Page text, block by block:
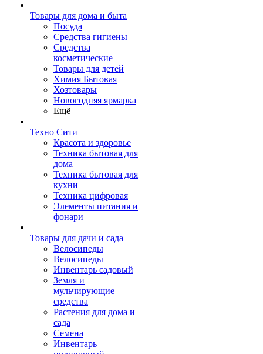
Товары для дома и быта
Посуда
Средства гигиены
Средства
косметические
Товары для детей
Химия Бытовая
Хозтовары
Новогодняя ярмарка
Ещё
Техно Сити
Красота и здоровье
Техника бытовая для
дома
Техника бытовая для
кухни
Техника цифровая
Элементы питания и
фонари
Товары для дачи и сада
Велосипеды
Велосипеды
Инвентарь садовый
Земля и
мульчирующие
средства
Растения для дома и
сада
Семена
Инвентарь